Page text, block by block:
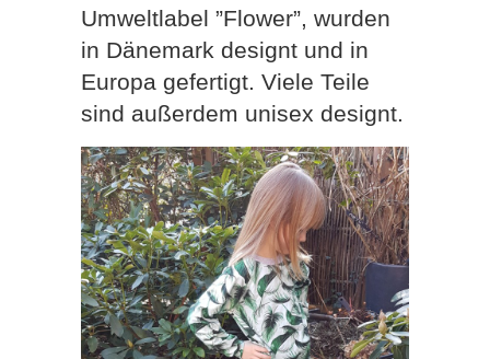
Umweltlabel ”Flower”, wurden
in Dänemark designt und in
Europa gefertigt. Viele Teile
sind außerdem unisex designt.